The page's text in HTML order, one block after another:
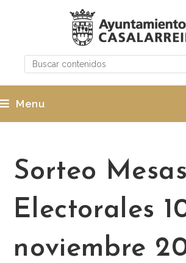
Menu
Sorteo Mesas
Electorales
noviembre